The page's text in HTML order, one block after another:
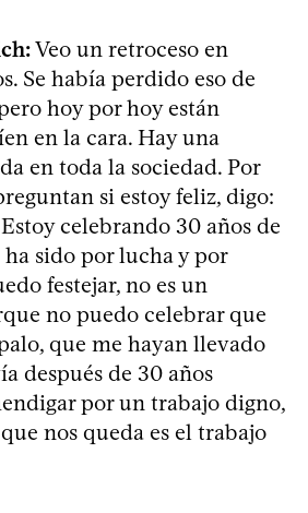
Veo un retroceso en
Se había perdido eso de
hoy por hoy están
en la cara. Hay una
en toda la sociedad. Por
si estoy feliz, digo:
Estoy celebrando 30 años de
sido por lucha y por
festejar, no es un
no puedo celebrar que
que me hayan llevado
después de 30 años
por un trabajo digno,
nos queda es el trabajo